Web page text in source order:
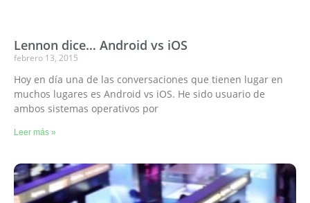
Lennon dice… Android vs iOS
febrero 13, 2015
Hoy en día una de las conversaciones que tienen lugar en
muchos lugares es Android vs iOS. He sido usuario de
ambos sistemas operativos por
Leer más »